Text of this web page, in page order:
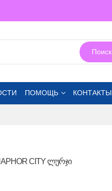
Поиск
ПОМОЩЬ КОНТАКТЫ
CITY ლურჯი